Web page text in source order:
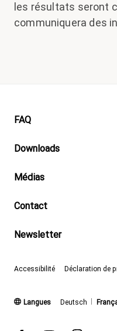
les résultats seront
communiquera des
Footer
FAQ
Downloads
Médias
Contact
Newsletter
Accessibilité Déclaration de
Langues Deutsch